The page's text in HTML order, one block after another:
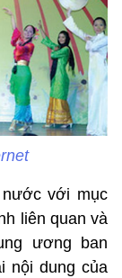
với mục
liên quan và
ương ban
nội dung của